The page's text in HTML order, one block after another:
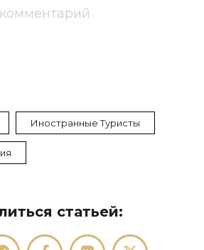
комментарий
Иностранные Туристы
статьей: